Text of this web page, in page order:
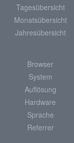
Tagesübersicht
Monatsübersicht
Jahresübersicht
Browser
System
Auflösung
Hardware
Sprache
Referrer